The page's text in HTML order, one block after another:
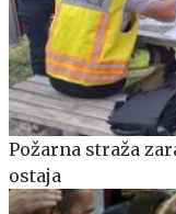
Požarna straža
ostaja